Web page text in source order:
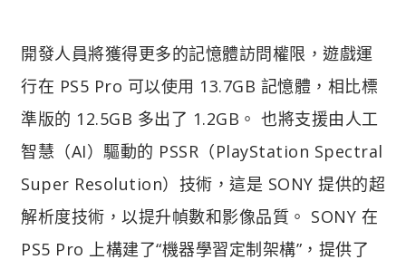
開發人員將獲得更多的記憶體訪問權限，遊戲運
行在 PS5 Pro 可以使用 13.7GB 記憶體，相比標
準版的 12.5GB 多出了 1.2GB。 也將支援由人工
智慧（AI）驅動的 PSSR（PlayStation Spectral
Super Resolution）技術，這是 SONY 提供的超
解析度技術，以提升幀數和影像品質。 SONY 在
PS5 Pro 上構建了“機器學習定制架構”，提供了